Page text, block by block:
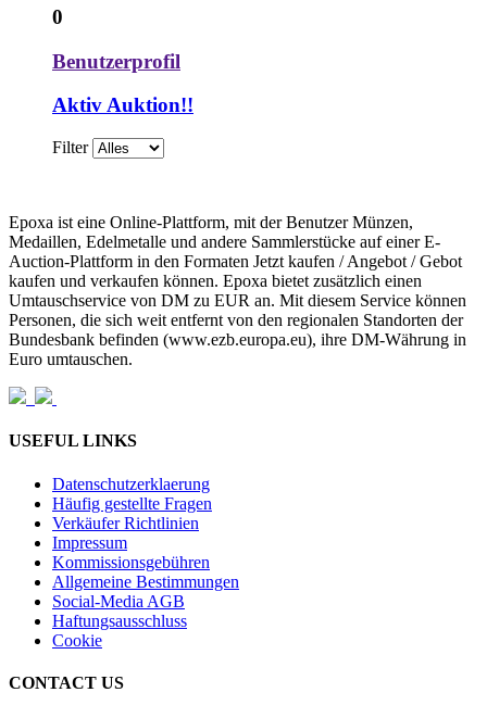
0
Benutzerprofil
Aktiv Auktion!!
Filter
Epoxa ist eine Online-Plattform, mit der Benutzer Münzen,
Medaillen, Edelmetalle und andere Sammlerstücke auf einer E-
Auction-Plattform in den Formaten Jetzt kaufen / Angebot / Gebot
kaufen und verkaufen können. Epoxa bietet zusätzlich einen
Umtauschservice von DM zu EUR an. Mit diesem Service können
Personen, die sich weit entfernt von den regionalen Standorten der
Bundesbank befinden (www.ezb.europa.eu), ihre DM-Währung in
Euro umtauschen.
USEFUL LINKS
Datenschutzerklaerung
Häufig gestellte Fragen
Verkäufer Richtlinien
Impressum
Kommissionsgebühren
Allgemeine Bestimmungen
Social-Media AGB
Haftungsausschluss
Cookie
CONTACT US